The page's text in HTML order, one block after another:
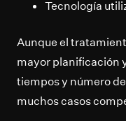
Tecnología
Aunque el
mayor planificación
tiempos y número
muchos casos